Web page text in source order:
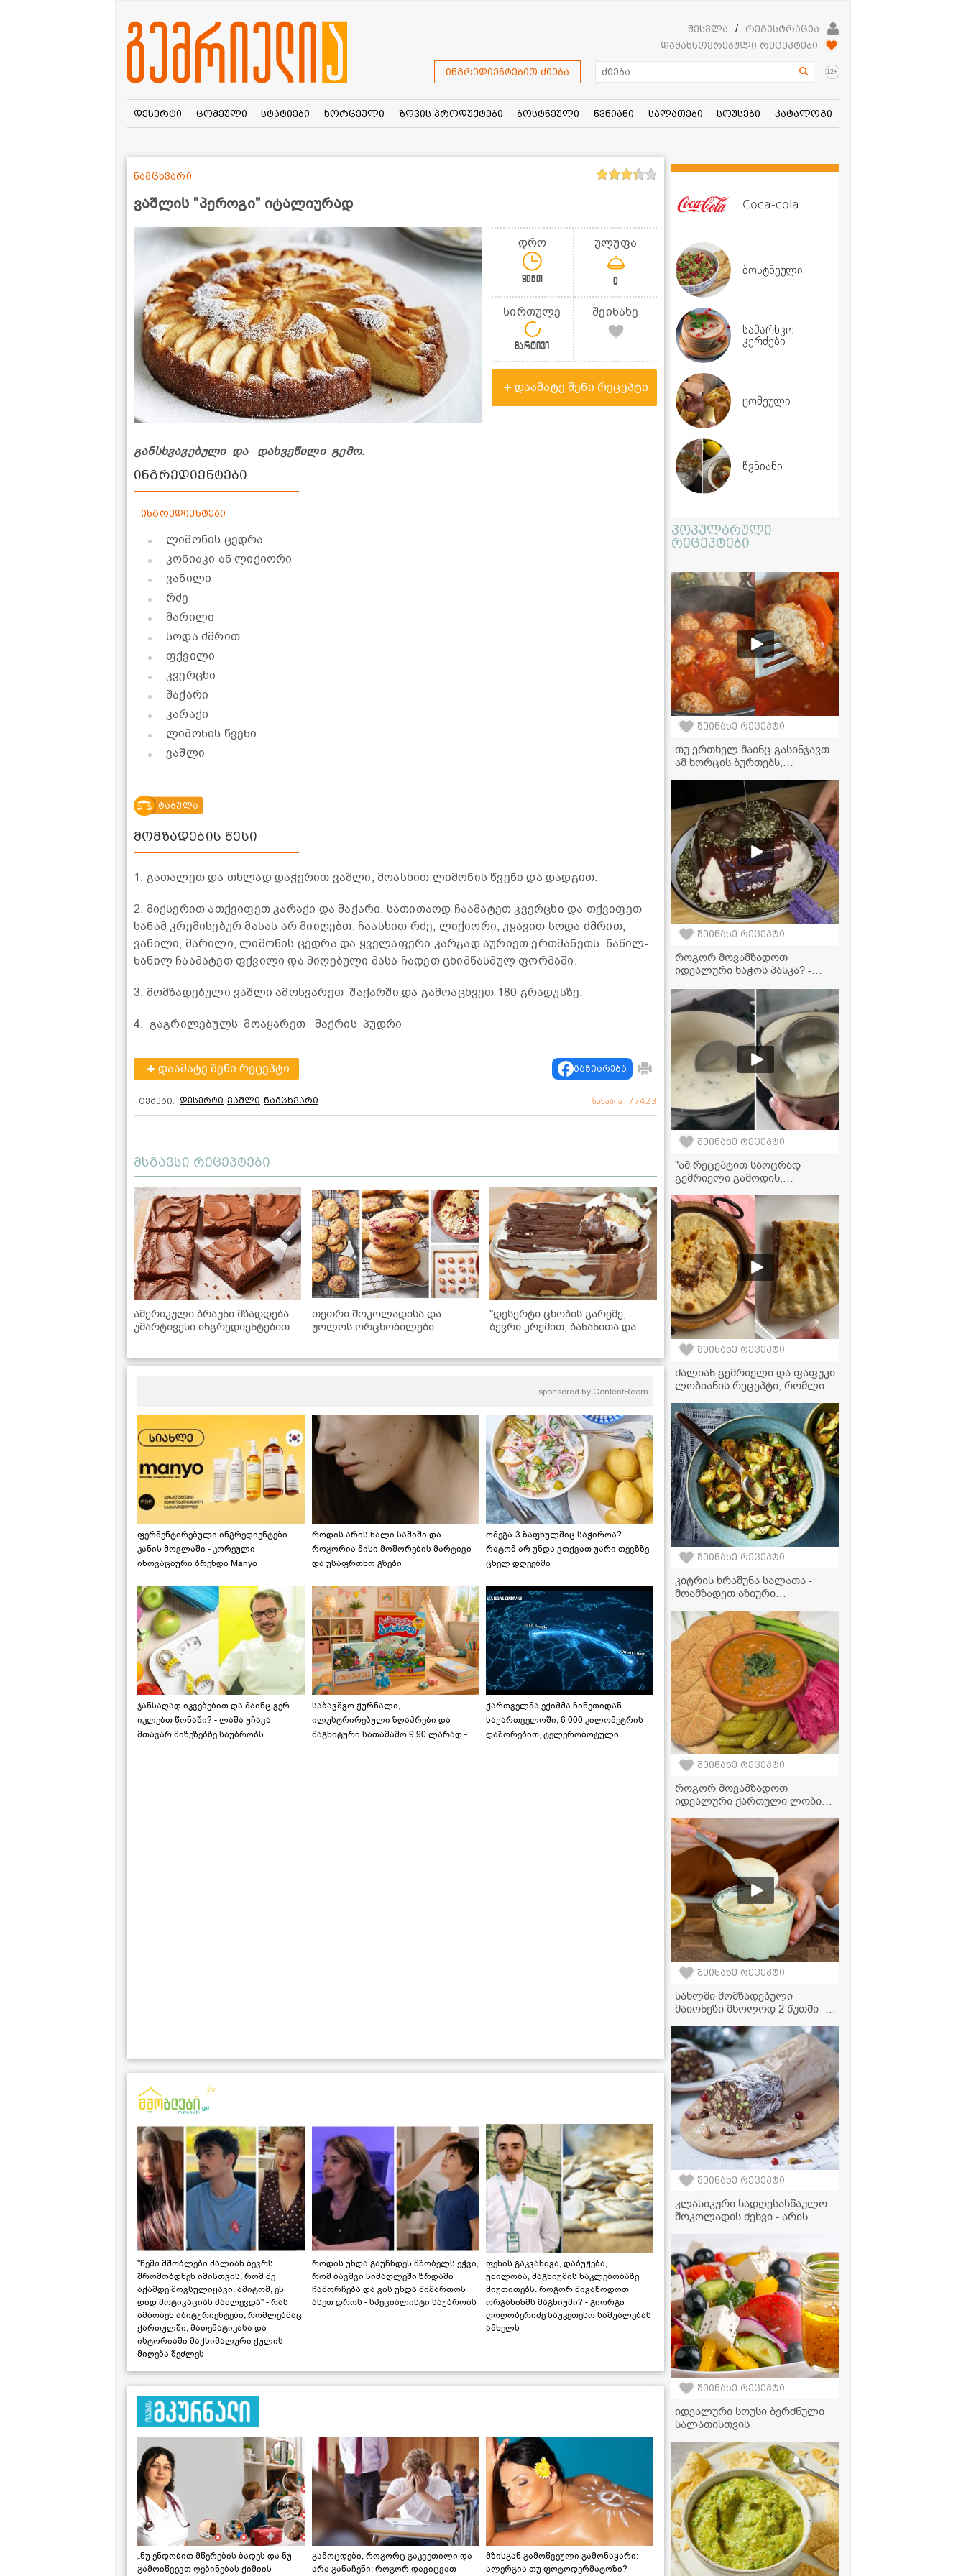
შესვლა /
რეგისტრაცია
დამახსოვრებული რეცეპტები
ინგრედიენტებით ძიება 12+
დესერტი ცომეული სტატიები ხორცეული ზღვის პროდუქტები ბოსტნეული წვნიანი სალათები სოუსები კატალოგი
ვაშლის "პეროგი" იტალიურად
ნამცხვარი
დრო
90წთ
ულუფა
0
სირთულე
მარტივი
შეინახე
დაამატე შენი რეცეპტი
განსხვავებული და დახვეწილი გემო.
ინგრედიენტები
ინგრედიენტები
ლიმონის ცედრა
კონიაკი ან ლიქიორი
ვანილი
რძე
მარილი
სოდა ძმრით
ფქვილი
კვერცხი
შაქარი
კარაქი
ლიმონის წვენი
ვაშლი
ტაბულა
მომზადების წესი
1. გათალეთ და თხლად დაჭერით ვაშლი, მოასხით ლიმონის წვენი და დადგით.
2. მიქსერით ათქვიფეთ კარაქი და შაქარი, სათითაოდ ჩაამატეთ კვერცხი და თქვიფეთ
სანამ კრემისებურ მასას არ მიიღებთ. ჩაასხით რძე, ლიქიორი, უყავით სოდა ძმრით,
ვანილი, მარილი, ლიმონის ცედრა და ყველაფერი კარგად აურიეთ ერთმანეთს. ნაწილ-
ნაწილ ჩაამატეთ ფქვილი და მიღებული მასა ჩადეთ ცხიმწასმულ ფორმაში.
3. მომზადებული ვაშლი ამოსვარეთ შაქარში და გამოაცხვეთ 180 გრადუსზე.
4. გაგრილებულს მოაყარეთ შაქრის პუდრი
დაამატე შენი რეცეპტი გაზიარება
ტეგები: დესერტი ვაშლი ნამცხვარი ნანახია: 77423
მსგავსი რეცეპტები
ამერიკული ბრაუნი მზადდება
უმარტივესი ინგრედიენტებით,
თეთრი შოკოლადისა და
ჟოლოს ორცხობილები
"დესერტი ცხობის გარეშე,
ბევრი კრემით, ბანანითა და
უგემრიელესი!" - ნამცხვრის
sponsored by ContentRoom
ფერმენტირებული ინგრედიენტები
კანის მოვლაში - კორეული
ინოვაციური ბრენდი Manyo
როდის არის ხალი საშიში და
როგორია მისი მოშორების მარტივი
და უსაფრთხო გზები
ომეგა-3 ზაფხულშიც საჭიროა? -
რატომ არ უნდა ვთქვათ უარი თევზზე
ცხელ დღეებში
ჯანსაღად იკვებებით და მაინც ვერ
იკლებთ წონაში? - ლაშა უჩავა
მთავარ მიზეზებზე საუბრობს
საბავშვო ჟურნალი,
ილუსტრირებული ზღაპრები და
მაგნიტური სათამაშო 9.90 ლარად -
ქართველმა ექიმმა ჩინეთიდან
საქართველოში, 6 000 კილომეტრის
დაშორებით, ტელერობოტული
"ჩემი მშობლები ძალიან ბევრს
შრომობდნენ იმისთვის, რომ მე
აქამდე მოვსულიყავი. ამიტომ, ეს
დიდ მოტივაციას მაძლევდა" - რას
ამბობენ აბიტურიენტები, რომლებმაც
ქართულში, მათემატიკასა და
ისტორიაში მაქსიმალური ქულის
მიღება შეძლეს
როდის უნდა გაუჩნდეს მშობელს ეჭვი,
რომ ბავშვი სიმაღლეში ზრდაში
ჩამორჩება და ვის უნდა მიმართოს
ასეთ დროს - სპეციალისტი საუბრობს
ფეხის გაკვანძვა, დაბუჟება,
უძილობა, მაგნიუმის ნაკლებობაზე
მიუთითებს. როგორ მივაწოდოთ
ორგანიზმს მაგნიუმი? - გიორგი
ღოღობერიძე საუკეთესო საშუალებას
ამხელს
„ნუ ენდობით მწერების ბადეს და ნუ
გამოიწვევთ ღებინებას ქიმიის
გამოცდები, როგორც გაკვეთილი და
არა განაჩენი: როგორ დავიცვათ
მზისგან გამოწვეული გამონაყარი:
ალერგია თუ ფოტოდერმატოზი?
Coca-cola
ბოსტნეული
სამარხვო
კერძები
ცომეული
წვნიანი
პოპულარული
რეცეპტები
შეინახე რეცეპტი
თუ ერთხელ მაინც გასინჯავთ
ამ ხორცის ბურთებს,
სვანური საიდუმლო რეცეპტი
ჰეშკილის ქოხებიდან!
შეინახე რეცეპტი
როგორ მოვამზადოთ
იდეალური ხაჭოს პასკა? -
შეინახე რეცეპტი
"ამ რეცეპტით საოცრად
გემრიელი გამოდის,
მაწვნის წვნიანის რეცეპტი
შეინახე რეცეპტი
ძალიან გემრიელი და ფაფუკი
ლობიანის რეცეპტი, რომლის
შეძლებს!
შეინახე რეცეპტი
კიტრის ხრაშუნა სალათა -
მოამზადეთ აზიური
შეინახე რეცეპტი
როგორ მოვამზადოთ
იდეალური ქართული ლობიო?
უნდა იცოდეს!
შეინახე რეცეპტი
სახლში მომზადებული
მაიონეზი მხოლოდ 2 წუთში -
შეინახე რეცეპტი
კლასიკური სადღესასწაულო
შოკოლადის ძეხვი - არის
უმარტივესად მზადდება!
შეინახე რეცეპტი
იდეალური სოუსი ბერძნული
სალათისთვის